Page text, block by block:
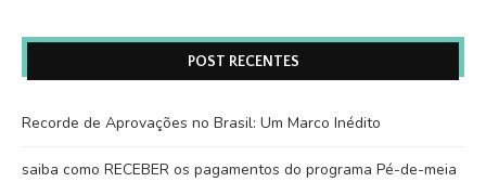
POST RECENTES
Recorde de Aprovações no Brasil: Um Marco Inédito
saiba como RECEBER os pagamentos do programa Pé-de-meia